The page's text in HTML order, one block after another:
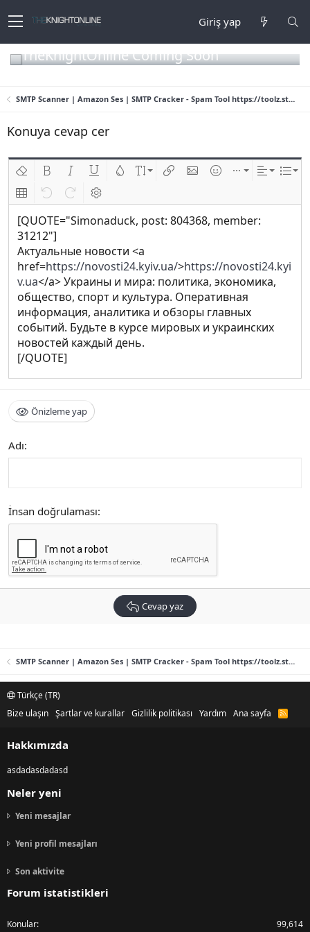
Giriş yap
TheKnightOnline Coming Soon
SMTP Scanner | Amazon Ses | SMTP Cracker - Spam Tool https://toolz.store
Konuya cevap cer
Biçimlendirmeyi kaldır
Kalın Yatık Altını çiz
[QUOTE="Simonaduck, post: 804368, member:
31212"]
Актуальные новости <a
href=https://novosti24.kyiv.ua/>https://novosti24.kyi
v.ua</a> Украины и мира: политика, экономика,
общество, спорт и культура. Оперативная
информация, аналитика и обзоры главных
событий. Будьте в курсе мировых и украинских
новостей каждый день.
[/QUOTE]
Önizleme yap
Adı
İnsan doğrulaması
Cevap yaz
SMTP Scanner | Amazon Ses | SMTP Cracker - Spam Tool https://toolz.store
Türkçe (TR)
Bize ulaşın Şartlar ve kurallar Gizlilik politikası Yardım Ana sayfa
R
Hakkımızda
asdadasdadasd
Neler yeni
Yeni mesajlar
Yeni profil mesajları
Son aktivite
Forum istatistikleri
Konular 99,614